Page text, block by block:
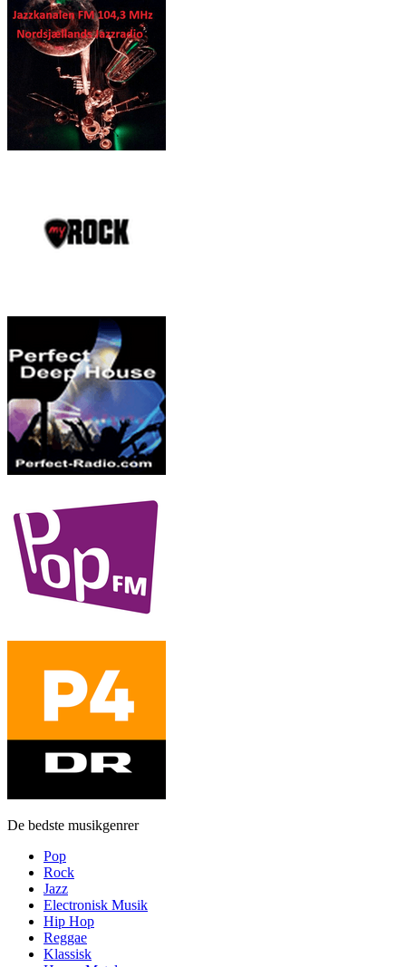
De bedste musikgenrer
Pop
Rock
Jazz
Electronisk Musik
Hip Hop
Reggae
Klassisk